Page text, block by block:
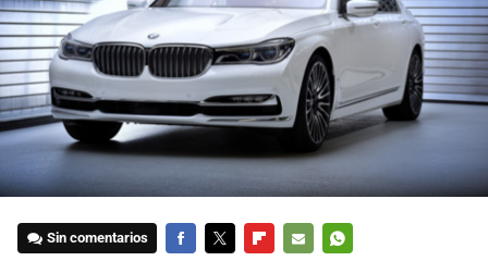
Sin comentarios